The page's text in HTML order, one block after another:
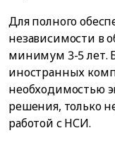
Для полного
независимости в
минимум 3-5 лет.
иностранных
необходимостью
решения, только
работой с НСИ.